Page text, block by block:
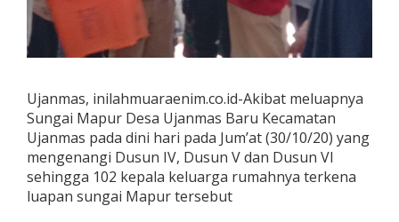
Ujanmas, inilahmuaraenim.co.id-Akibat meluapnya
Sungai Mapur Desa Ujanmas Baru Kecamatan
Ujanmas pada dini hari pada Jum’at (30/10/20) yang
mengenangi Dusun IV, Dusun V dan Dusun VI
sehingga 102 kepala keluarga rumahnya terkena
luapan sungai Mapur tersebut